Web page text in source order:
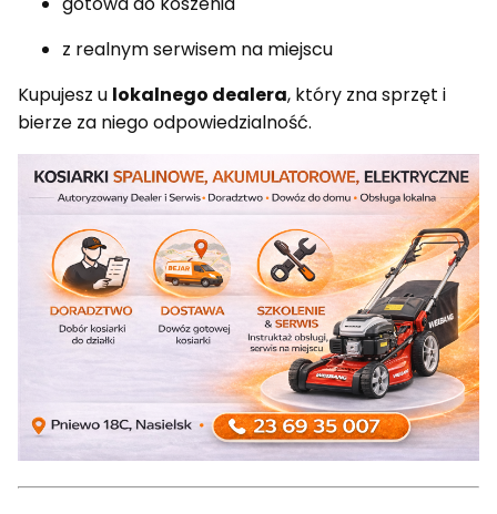
z realnym serwisem na miejscu
Kupujesz u lokalnego dealera, który zna sprzęt i
bierze za niego odpowiedzialność.